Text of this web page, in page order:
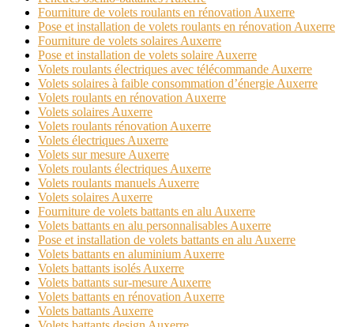
Fourniture de volets roulants en rénovation Auxerre
Pose et installation de volets roulants en rénovation Auxerre
Fourniture de volets solaires Auxerre
Pose et installation de volets solaire Auxerre
Volets roulants électriques avec télécommande Auxerre
Volets solaires à faible consommation d’énergie Auxerre
Volets roulants en rénovation Auxerre
Volets solaires Auxerre
Volets roulants rénovation Auxerre
Volets électriques Auxerre
Volets sur mesure Auxerre
Volets roulants électriques Auxerre
Volets roulants manuels Auxerre
Volets solaires Auxerre
Fourniture de volets battants en alu Auxerre
Volets battants en alu personnalisables Auxerre
Pose et installation de volets battants en alu Auxerre
Volets battants en aluminium Auxerre
Volets battants isolés Auxerre
Volets battants sur-mesure Auxerre
Volets battants en rénovation Auxerre
Volets battants Auxerre